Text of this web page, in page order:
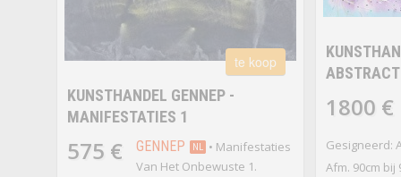
te koop
KUNSTHANDEL GENNEP -
MANIFESTATIES 1
575 € GENNEP NL • Manifestaties
Van Het Onbewuste 1.
ABSTRACT
1800 €
Gesigneerd:
Afm. 90cm bij